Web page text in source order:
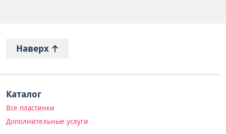
Наверх
Каталог
Все пластинки
Дополнительные услуги